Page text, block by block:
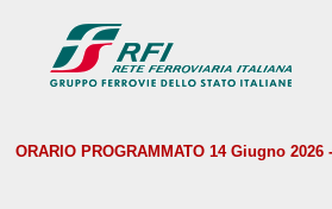
ORARIO PROGRAMMATO 14 Giugno 2026